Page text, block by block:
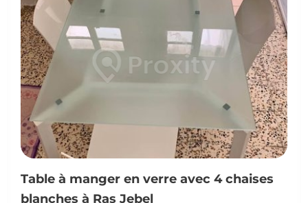
Table à manger en verre avec 4 chaises
blanches à Ras Jebel